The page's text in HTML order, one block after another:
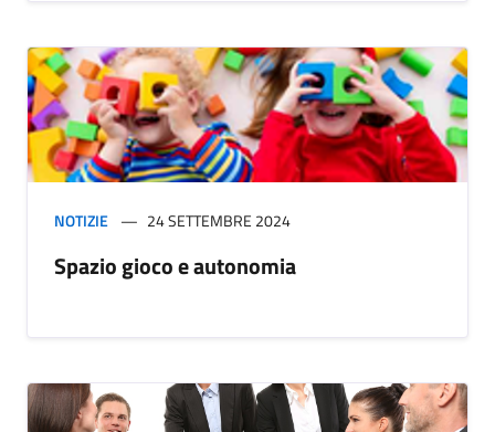
NOTIZIE 24 SETTEMBRE 2024
Spazio gioco e autonomia